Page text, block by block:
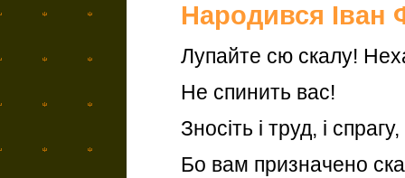
Народився Іван
Лупайте сю скалу!
Не спинить вас!
Зносiть i труд, i
Бо вам призначено